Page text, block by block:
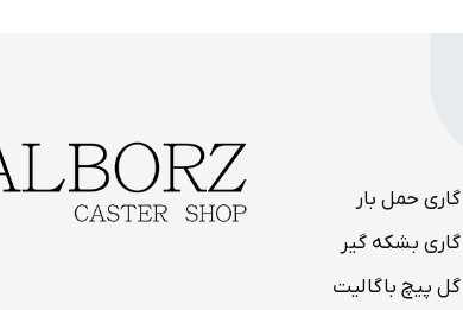
گاری حمل بار
گاری بشکه گیر
گل پیچ باگالیت